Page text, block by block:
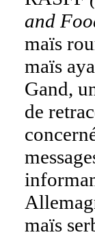
and
maïs
maïs
Gand,
de
maïs